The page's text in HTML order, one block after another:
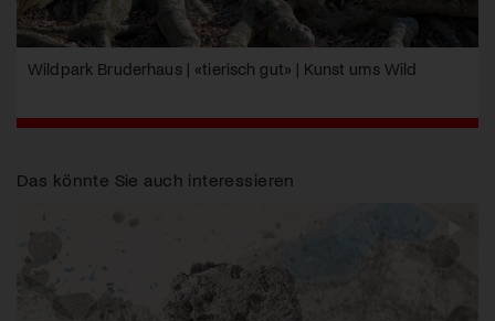
Wildpark Bruderhaus | «tierisch gut» | Kunst ums Wild
Das könnte Sie auch interessieren